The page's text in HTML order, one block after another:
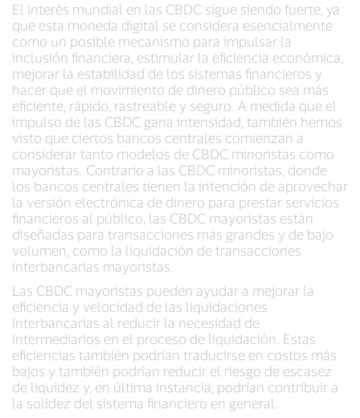
El interés mundial en las CBDC sigue siendo fuerte, ya
que esta moneda digital se considera esencialmente
como un posible mecanismo para impulsar la
inclusión financiera, estimular la eficiencia económica,
mejorar la estabilidad de los sistemas financieros y
hacer que el movimiento de dinero público sea más
eficiente, rápido, rastreable y seguro. A medida que el
impulso de las CBDC gana intensidad, también hemos
visto que ciertos bancos centrales comienzan a
considerar tanto modelos de CBDC minoristas como
mayoristas. Contrario a las CBDC minoristas, donde
los bancos centrales tienen la intención de aprovechar
la versión electrónica de dinero para prestar servicios
financieros al público, las CBDC mayoristas están
diseñadas para transacciones más grandes y de bajo
volumen, como la liquidación de transacciones
interbancarias mayoristas.
Las CBDC mayoristas pueden ayudar a mejorar la
eficiencia y velocidad de las liquidaciones
interbancarias al reducir la necesidad de
intermediarios en el proceso de liquidación. Estas
eficiencias también podrían traducirse en costos más
bajos y también podrían reducir el riesgo de escasez
de liquidez y, en última instancia, podrían contribuir a
la solidez del sistema financiero en general.